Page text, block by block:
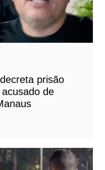
prisão
de